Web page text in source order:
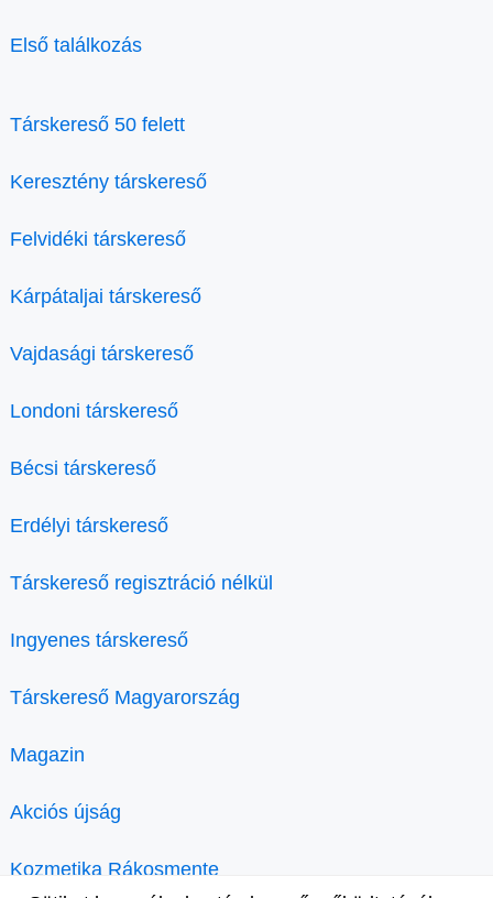
Első találkozás
Társkereső 50 felett
Keresztény társkereső
Felvidéki társkereső
Kárpátaljai társkereső
Vajdasági társkereső
Londoni társkereső
Bécsi társkereső
Erdélyi társkereső
Társkereső regisztráció nélkül
Ingyenes társkereső
Társkereső Magyarország
Magazin
Akciós újság
Kozmetika Rákosmente